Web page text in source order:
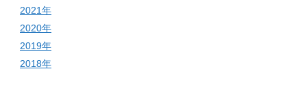
2021年
2020年
2019年
2018年